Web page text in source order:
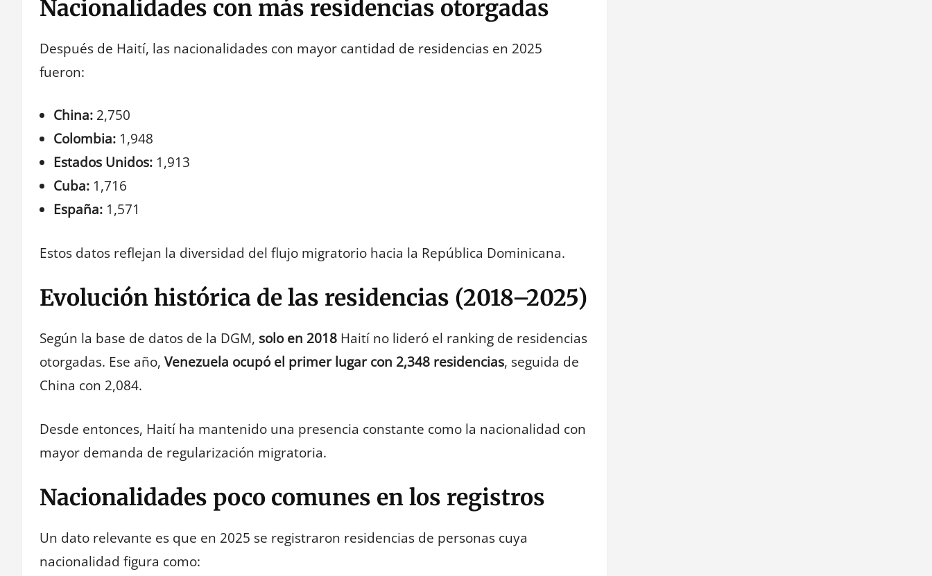
Nacionalidades con más residencias otorgadas
Después de Haití, las nacionalidades con mayor cantidad de residencias en 2025
fueron:
China: 2,750
Colombia: 1,948
Estados Unidos: 1,913
Cuba: 1,716
España: 1,571
Estos datos reflejan la diversidad del flujo migratorio hacia la República Dominicana.
Evolución histórica de las residencias (2018–2025)
Según la base de datos de la DGM, solo en 2018 Haití no lideró el ranking de residencias
otorgadas. Ese año, Venezuela ocupó el primer lugar con 2,348 residencias, seguida de
China con 2,084.
Desde entonces, Haití ha mantenido una presencia constante como la nacionalidad con
mayor demanda de regularización migratoria.
Nacionalidades poco comunes en los registros
Un dato relevante es que en 2025 se registraron residencias de personas cuya
nacionalidad figura como: